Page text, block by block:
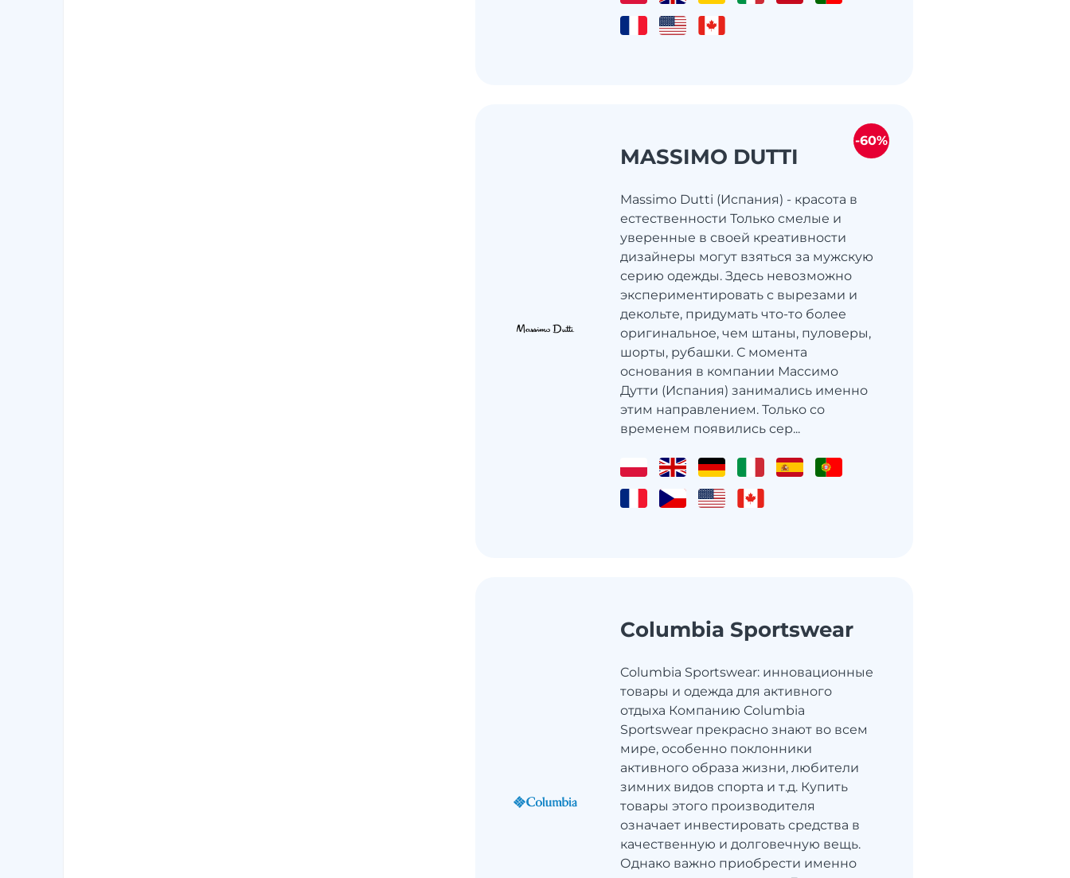
MASSIMO DUTTI
Massimo Dutti (Испания) - красота в
естественности Только смелые и
уверенные в своей креативности
дизайнеры могут взяться за мужскую
серию одежды. Здесь невозможно
экспериментировать с вырезами и
декольте, придумать что-то более
оригинальное, чем штаны, пуловеры,
шорты, рубашки. С момента
основания в компании Массимо
Дутти (Испания) занимались именно
этим направлением. Только со
временем появились сер...
-60%
Columbia Sportswear
Columbia Sportswear: инновационные
товары и одежда для активного
отдыха Компанию Columbia
Sportswear прекрасно знают во всем
мире, особенно поклонники
активного образа жизни, любители
зимних видов спорта и т.д. Купить
товары этого производителя
означает инвестировать средства в
качественную и долговечную вещь.
Однако важно приобрести именно